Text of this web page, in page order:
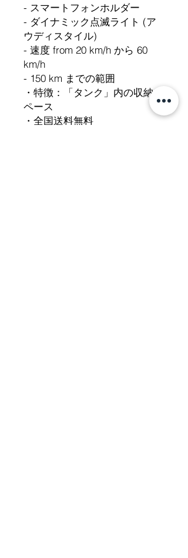
- スマートフォンホルダー
- ダイナミック点滅ライト (ア
ウディスタイル)
- 速度 from 20 km/h から 60
km/h
- 150 km までの範囲
・特徴：「タンク」内の収納ス
ペース
・全国送料無料